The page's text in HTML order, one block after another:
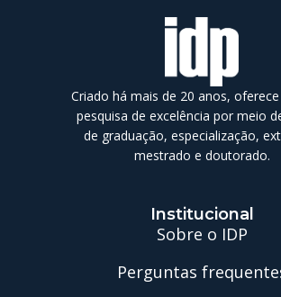
Criado há mais de 20 anos,
pesquisa de excelência por meio
de graduação, especialização,
mestrado e doutorado.
Institucional
Sobre o IDP
Perguntas